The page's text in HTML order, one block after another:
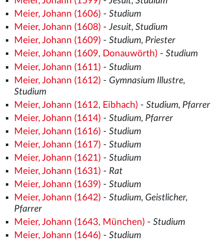
Meier, Johann (1606)- Studium
Meier, Johann (1608)-Jesuit, Studium
Meier, Johann (1609)- Studium, Priester
Meier, Johann (1609, Donauwörth)- Studium
Meier, Johann (1611)- Studium
Meier, Johann (1612)- Gymnasium Illustre,
Studium
Meier, Johann (1612, Eibhach)- Studium, Pfarrer
Meier, Johann (1614)- Studium, Pfarrer
Meier, Johann (1616)- Studium
Meier, Johann (1617)- Studium
Meier, Johann (1621)- Studium
Meier, Johann (1631)- Rat
Meier, Johann (1639)- Studium
Meier, Johann (1642)- Studium, Geistlicher,
Pfarrer
Meier, Johann (1643, München)- Studium
Meier, Johann (1646)- Studium